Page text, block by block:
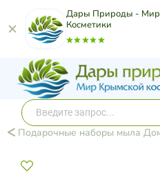
Дары Природы - Мир
Косметики
Подарочные наборы мыла